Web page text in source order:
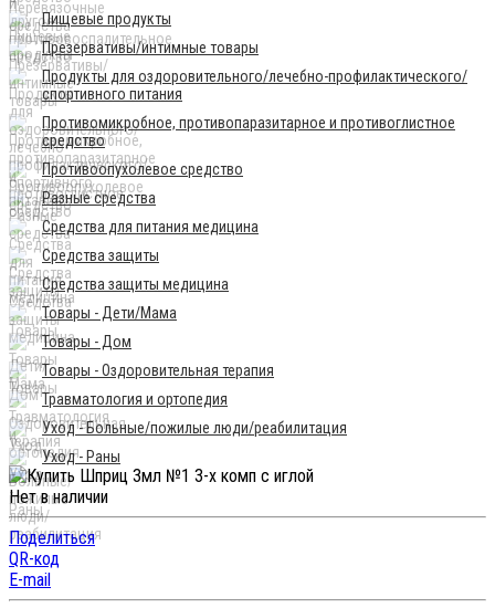
Пищевые продукты
Презервативы/интимные товары
Продукты для оздоровительного/лечебно-профилактического/
спортивного питания
Противомикробное, противопаразитарное и противоглистное
средство
Противоопухолевое средство
Разные средства
Средства для питания медицина
Средства защиты
Средства защиты медицина
Товары - Дети/Мама
Товары - Дом
Товары - Оздоровительная терапия
Травматология и ортопедия
Уход - Больные/пожилые люди/реабилитация
Уход - Раны
Нет в наличии
Поделиться
QR-код
E-mail